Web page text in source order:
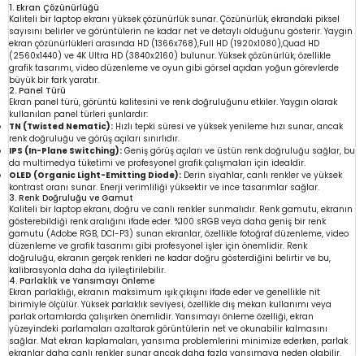
1. Ekran Çözünürlüğü
Kaliteli bir laptop ekranı yüksek çözünürlük sunar. Çözünürlük, ekrandaki piksel
sayısını belirler ve görüntülerin ne kadar net ve detaylı olduğunu gösterir. Yaygın
ekran çözünürlükleri arasında HD (1366x768),Full HD (1920x1080),Quad HD
(2560x1440) ve 4K Ultra HD (3840x2160) bulunur. Yüksek çözünürlük, özellikle
grafik tasarımı, video düzenleme ve oyun gibi görsel açıdan yoğun görevlerde
büyük bir fark yaratır.
2. Panel Türü
Ekran panel türü, görüntü kalitesini ve renk doğruluğunu etkiler. Yaygın olarak
kullanılan panel türleri şunlardır:
TN (Twisted Nematic): Hızlı tepki süresi ve yüksek yenileme hızı sunar, ancak
renk doğruluğu ve görüş açıları sınırlıdır.
IPS (In-Plane Switching): Geniş görüş açıları ve üstün renk doğruluğu sağlar, bu
da multimedya tüketimi ve profesyonel grafik çalışmaları için idealdir.
OLED (Organic Light-Emitting Diode): Derin siyahlar, canlı renkler ve yüksek
kontrast oranı sunar. Enerji verimliliği yüksektir ve ince tasarımlar sağlar.
3. Renk Doğruluğu ve Gamut
Kaliteli bir laptop ekranı, doğru ve canlı renkler sunmalıdır. Renk gamutu, ekranın
gösterebildiği renk aralığını ifade eder. %100 sRGB veya daha geniş bir renk
gamutu (Adobe RGB, DCI-P3) sunan ekranlar, özellikle fotoğraf düzenleme, video
düzenleme ve grafik tasarımı gibi profesyonel işler için önemlidir. Renk
doğruluğu, ekranın gerçek renkleri ne kadar doğru gösterdiğini belirtir ve bu,
kalibrasyonla daha da iyileştirilebilir.
4. Parlaklık ve Yansımayı Önleme
Ekran parlaklığı, ekranın maksimum ışık çıkışını ifade eder ve genellikle nit
birimiyle ölçülür. Yüksek parlaklık seviyesi, özellikle dış mekan kullanımı veya
parlak ortamlarda çalışırken önemlidir. Yansımayı önleme özelliği, ekran
yüzeyindeki parlamaları azaltarak görüntülerin net ve okunabilir kalmasını
sağlar. Mat ekran kaplamaları, yansıma problemlerini minimize ederken, parlak
ekranlar daha canlı renkler sunar ancak daha fazla yansımaya neden olabilir.